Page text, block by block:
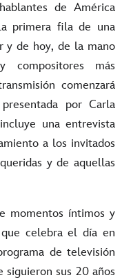
de América
primera fila de una
y de hoy, de la mano
más
comenzará
por Carla
una entrevista
a los invitados
y de aquellas
momentos íntimos y
celebra el día en
de televisión
siguieron sus 20 años